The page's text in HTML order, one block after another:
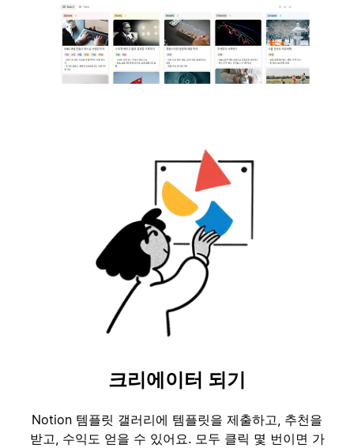
크리에이터 되기
Notion 템플릿 갤러리에 템플릿을 제출하고, 추천을
받고, 수익도 얻을 수 있어요. 모두 클릭 몇 번이면 가